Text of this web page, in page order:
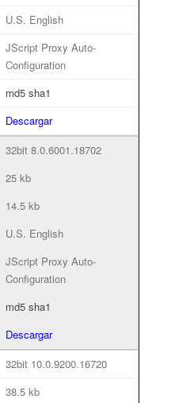
U.S. English
JScript Proxy Auto-
Configuration
md5 sha1
Descargar
32bit 8.0.6001.18702
25 kb
14.5 kb
U.S. English
JScript Proxy Auto-
Configuration
md5 sha1
Descargar
32bit 10.0.9200.16720
38.5 kb